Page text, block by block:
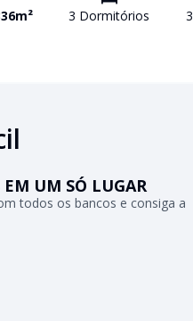
m² 3 Dormitórios 3
UM SÓ LUGAR
todos os bancos e consiga a